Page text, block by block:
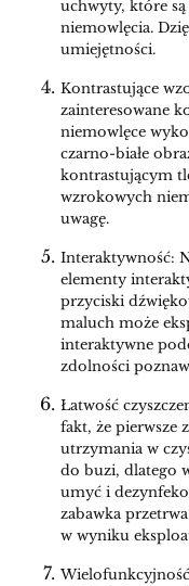
uchwyty, które są
niemowlęcia.
umiejętności.
Kontrastujące
zainteresowane
niemowlęce
czarno-białe
kontrastującym
wzrokowych
uwagę.
Interaktywność:
elementy
przyciski
maluch może
interaktywne
zdolności
Łatwość
fakt, że pierwsze
utrzymania w
do buzi, dlatego
umyć i
zabawka
w wyniku